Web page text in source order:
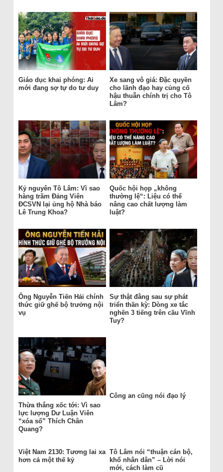
Giáo dục khai phóng: Ai
mới đang sợ tự do tư duy
Xe sang vô giá: Đặc quyền
cho lãnh đạo hay củng cố
hậu thuẫn chính trị cho Tô
Lâm?
Kỷ nguyên Tô Lâm: Vì sao
hàng trăm Đảng Viên
ĐCSVN lại ủng hộ Nhà báo
Lê Trung Khoa?
Quốc hội họp „không
thường lệ“: Liệu có thể
nâng cao chất lượng làm
luật?
Ông Nguyễn Tiến Hải chính
thức giữ ghế bộ trưởng nội
vụ
Sự thật đằng sau sự phát
triển thần kỳ: Dòng xe tắc
nghẽn 3 tiếng trên cầu Vĩnh
Tuy?
Thừa thắng xốc tới: Vì sao
lực lượng Dư Luận Viên
“xóa sổ” Thích Chân
Quang?
Công an cũng nói đạo lý
Việt Nam 2130: Tương lai xa
hơn cả một thế kỷ
Tô Lâm nói “thuận cán bộ,
khổ nhân dân” – Lời nói
mới, cách làm cũ